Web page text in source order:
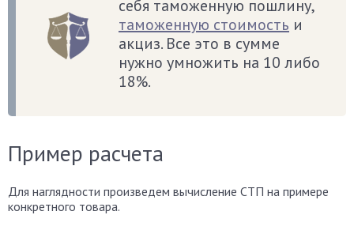
себя таможенную пошлину,
таможенную стоимость и
акциз. Все это в сумме
нужно умножить на 10 либо
18%.
Пример расчета
Для наглядности произведем вычисление СТП на примере
конкретного товара.